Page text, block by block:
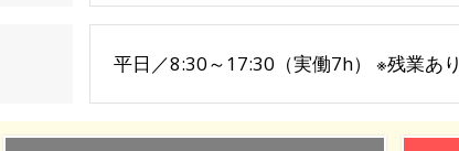
平日／8:30～17:30（実働7h） ※残業あり